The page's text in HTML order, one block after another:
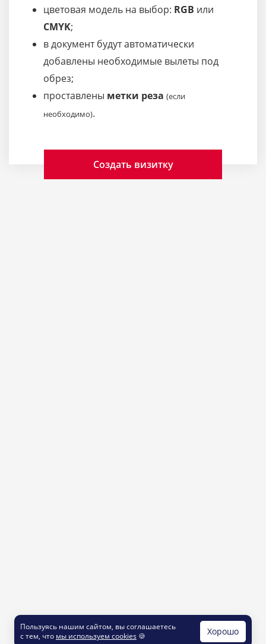
цветовая модель на выбор: RGB или
CMYK;
в документ будут автоматически
добавлены необходимые вылеты под
обрез;
проставлены метки реза (если
необходимо).
Создать визитку
Пользуясь нашим сайтом, вы соглашаетесь
с тем, что мы используем cookies 🍪 Хорошо